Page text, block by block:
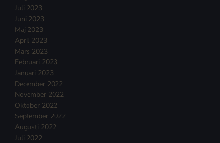
Juli 2023
Juni 2023
Maj 2023
April 2023
Mars 2023
Februari 2023
Januari 2023
December 2022
November 2022
Oktober 2022
September 2022
Augusti 2022
Juli 2022